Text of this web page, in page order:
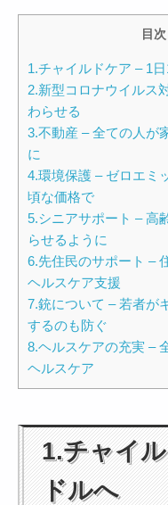
目次
1.チャイルドケア – 1
2.新型コロナウイルス
わらせる
3.不動産 – 全ての人が
に
4.環境保護 – ゼロエミ
頃な価格で
5.シニアサポート – 高
らせるように
6.先住民のサポート –
ヘルスケア支援
7.銃について – 若者が
するのも防ぐ
8.ヘルスケアの充実 –
ヘルスケア
1.チャイ
ドルへ